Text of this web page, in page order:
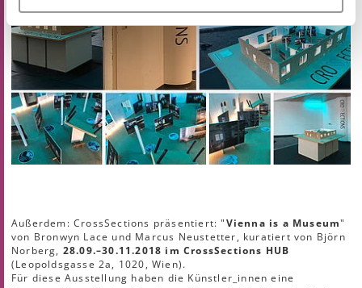
Außerdem: CrossSections präsentiert: "Vienna is a Museum"
von Bronwyn Lace und Marcus Neustetter, kuratiert von Björn
Norberg, 28.09.–30.11.2018 im CrossSections HUB
(Leopoldsgasse 2a, 1020, Wien).
Für diese Ausstellung haben die Künstler_innen eine